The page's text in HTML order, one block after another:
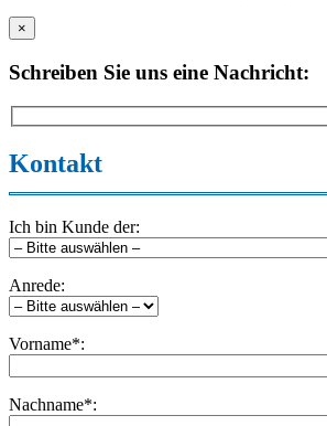
×
Schreiben Sie uns eine Nachricht:
Kontakt
Ich bin Kunde der:
Anrede:
Vorname*:
Nachname*: